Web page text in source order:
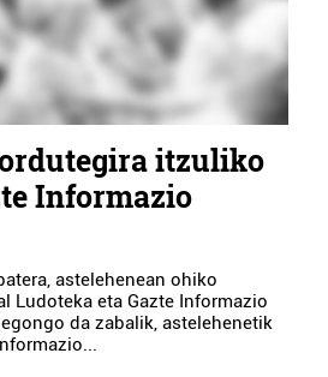
itzuliko
Informazio
astelehenean ohiko
Ludoteka eta Gazte Informazio
da zabalik, astelehenetik
Aholkularitza
JAKIN - ASEGI
AHOLKULARITZA